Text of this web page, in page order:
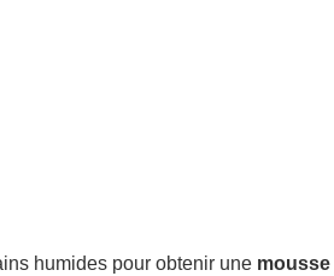
humides pour obtenir une